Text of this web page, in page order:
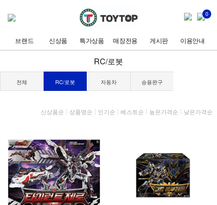
0
브랜드 신상품 특가상품 매장전용 게시판 이용안내
RC/로봇
전체 RC/로봇 자동차 승용완구
신상품순 상품명순 인기순 베스트순 높은가격순 낮은가격순